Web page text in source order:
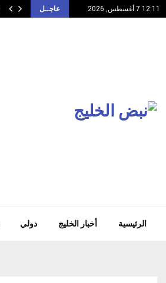
12:11 7 أغسطس, 2026 عاجــل
الرئيسية أخبار الخليج دولي